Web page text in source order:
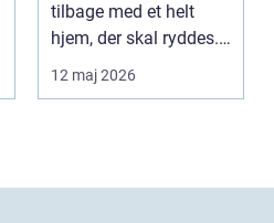
tilbage med et helt
hjem, der skal ryddes.
Møbler, per...
12 maj 2026